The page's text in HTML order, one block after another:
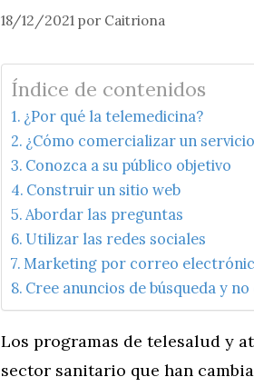
18/12/2021 por Caitriona
Índice de contenidos
¿Por qué la telemedicina?
¿Cómo comercializar un
Conozca a su público objetivo
Construir un sitio web
Abordar las preguntas
Utilizar las redes sociales
Marketing por correo
Cree anuncios de búsqueda y no
Los programas de telesalud y
sector sanitario que han